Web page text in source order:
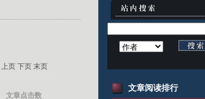
文章阅读排行
上页 下页 末页
文章点击数